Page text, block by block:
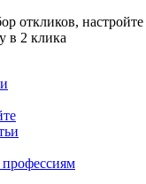
откликов,
в 2 клика